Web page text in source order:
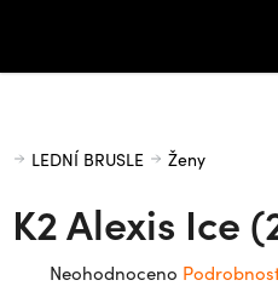
Domů
LEDNÍ BRUSLE Ženy
K2 Alexis Ice
Průměrné
Neohodnoceno